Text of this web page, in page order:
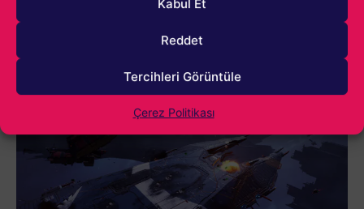
Kabul Et
Reddet
Tercihleri Görüntüle
Çerez Politikası
aygıtlarında sağlıklı çalışacağını vadederek de kafalardaki
soru işaretlerini silmeyi başarıyor.